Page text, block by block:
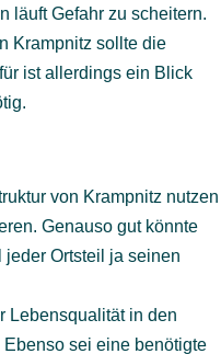
läuft Gefahr zu scheitern.
Krampnitz sollte die
ist allerdings ein Blick
von Krampnitz nutzen
Genauso gut könnte
Ortsteil ja seinen
Lebensqualität in den
sei eine benötigte